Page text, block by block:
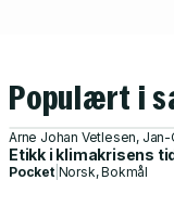
Populært i
Arne Johan Vetlesen,
Etikk i klimakrisens
Pocket| Norsk, Bokmål